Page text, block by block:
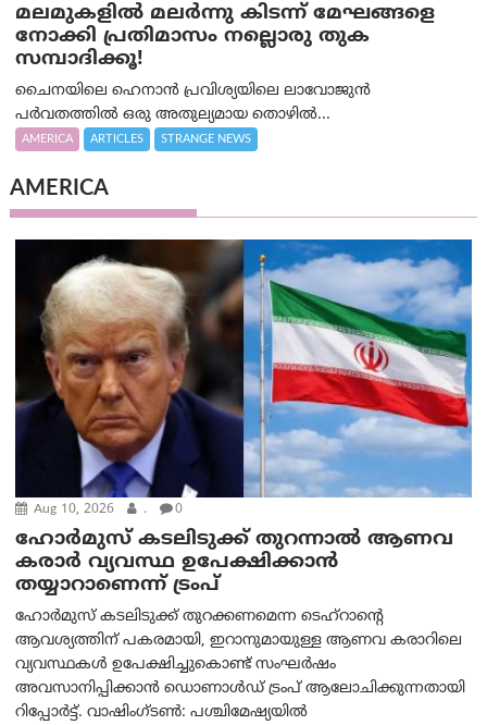
മലമുകളില്‍ മലര്‍ന്നു കിടന്ന് മേഘങ്ങളെ
നോക്കി പ്രതിമാസം നല്ലൊരു തുക
സമ്പാദിക്കൂ!
ചൈനയിലെ ഹെനാൻ പ്രവിശ്യയിലെ ലാവോജുൻ
പർവതത്തിൽ ഒരു അതുല്യമായ തൊഴിൽ...
AMERICA ARTICLES STRANGE NEWS
AMERICA
Aug 10, 2026 . 0
ഹോർമുസ് കടലിടുക്ക് തുറന്നാൽ ആണവ
കരാർ വ്യവസ്ഥ ഉപേക്ഷിക്കാൻ
തയ്യാറാണെന്ന് ട്രം‌പ്
ഹോർമുസ് കടലിടുക്ക് തുറക്കണമെന്ന ടെഹ്‌റാന്റെ
ആവശ്യത്തിന് പകരമായി, ഇറാനുമായുള്ള ആണവ കരാറിലെ
വ്യവസ്ഥകൾ ഉപേക്ഷിച്ചുകൊണ്ട് സംഘർഷം
അവസാനിപ്പിക്കാൻ ഡൊണാൾഡ് ട്രംപ് ആലോചിക്കുന്നതായി
റിപ്പോർട്ട്. വാഷിംഗ്ടണ്‍: പശ്ചിമേഷ്യയിൽ